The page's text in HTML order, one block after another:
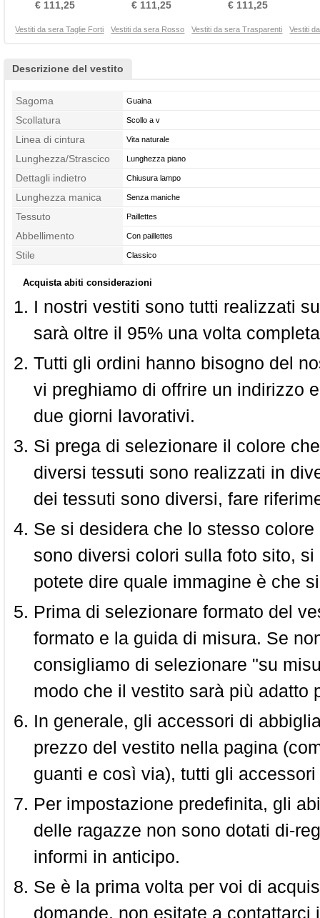
paillettes Senza maniche
€ 111,25
Banchetto
€ 111,25
Banchetto Senza maniche
€ 111,25
Vestiti da sera Taglie Forti Vestiti da sera Rosso Vestiti da sera Trasparenti Vestiti
Descrizione del vestito
Sagoma Guaina
Scollatura Scollo a v
Linea di cintura Vita naturale
Lunghezza/Strascico Lunghezza piano
Dettagli indietro Chiusura lampo
Lunghezza manica Senza maniche
Tessuto Paillettes
Abbellimento Con paillettes
Stile Classico
Acquista abiti considerazioni
I nostri vestiti sono tutti realizzati
sarà oltre il 95% una volta
Tutti gli ordini hanno bisogno del
vi preghiamo di offrire un indirizzo
due giorni lavorativi.
Si prega di selezionare il colore
diversi tessuti sono realizzati in
dei tessuti sono diversi, fare
Se si desidera che lo stesso
sono diversi colori sulla foto sito,
potete dire quale immagine è che
Prima di selezionare formato del
formato e la guida di misura. Se
consigliamo di selezionare "su
modo che il vestito sarà più adatto
In generale, gli accessori di
prezzo del vestito nella pagina
guanti e così via), tutti gli
Per impostazione predefinita, gli
delle ragazze non sono dotati di-
informi in anticipo.
Se è la prima volta per voi di
domande, non esitate a